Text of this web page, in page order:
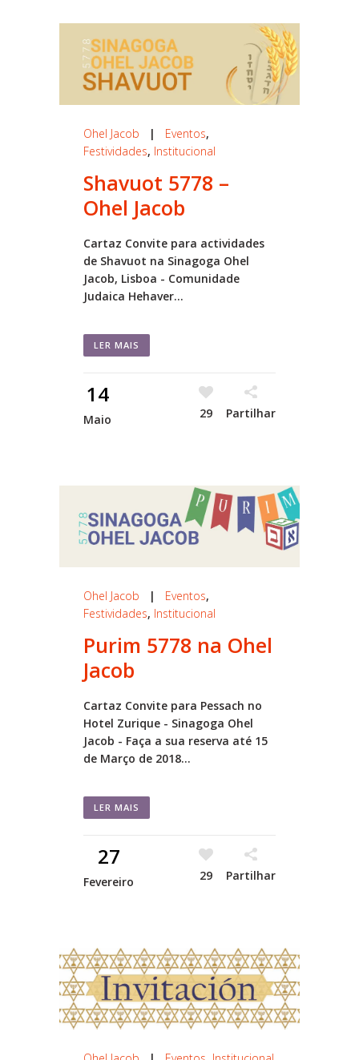
Ohel Jacob | Eventos,
Festividades, Institucional
Shavuot 5778 –
Ohel Jacob
Cartaz Convite para actividades
de Shavuot na Sinagoga Ohel
Jacob, Lisboa - Comunidade
Judaica Hehaver...
LER MAIS
14
Maio 29 Partilhar
Ohel Jacob | Eventos,
Festividades, Institucional
Purim 5778 na Ohel
Jacob
Cartaz Convite para Pessach no
Hotel Zurique - Sinagoga Ohel
Jacob - Faça a sua reserva até 15
de Março de 2018...
LER MAIS
27
Fevereiro 29 Partilhar